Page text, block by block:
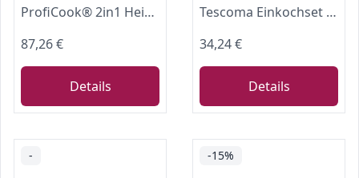
ProfiCook® 2in1 Heißgetränke- & Einkochautomat | 32L Tank | Warmhaltefunktion | Timer | 2100W | 30°C - 100°C | Einkochtopf Edelstahl | Heiß-Getränkespender mit Ablaufhahn | PC EKA 1283
87,26 €
Details
Tescoma Einkochset mit Thermometer, Universal-Topfaufsatz zum Einkochen
34,24 €
Details
- -15%